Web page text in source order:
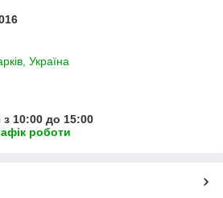
Україна
10:00 до 15:00
роботи